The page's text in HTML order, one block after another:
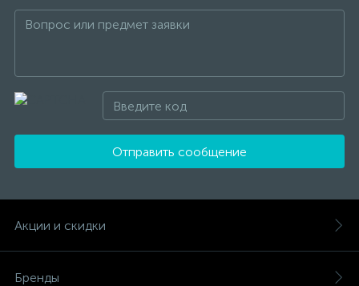
Отправить сообщение
Акции и скидки
Бренды